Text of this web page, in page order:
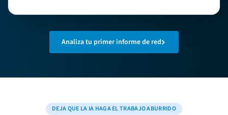
Analiza tu primer informe de red
DEJA QUE LA IA HAGA EL TRABAJO ABURRIDO